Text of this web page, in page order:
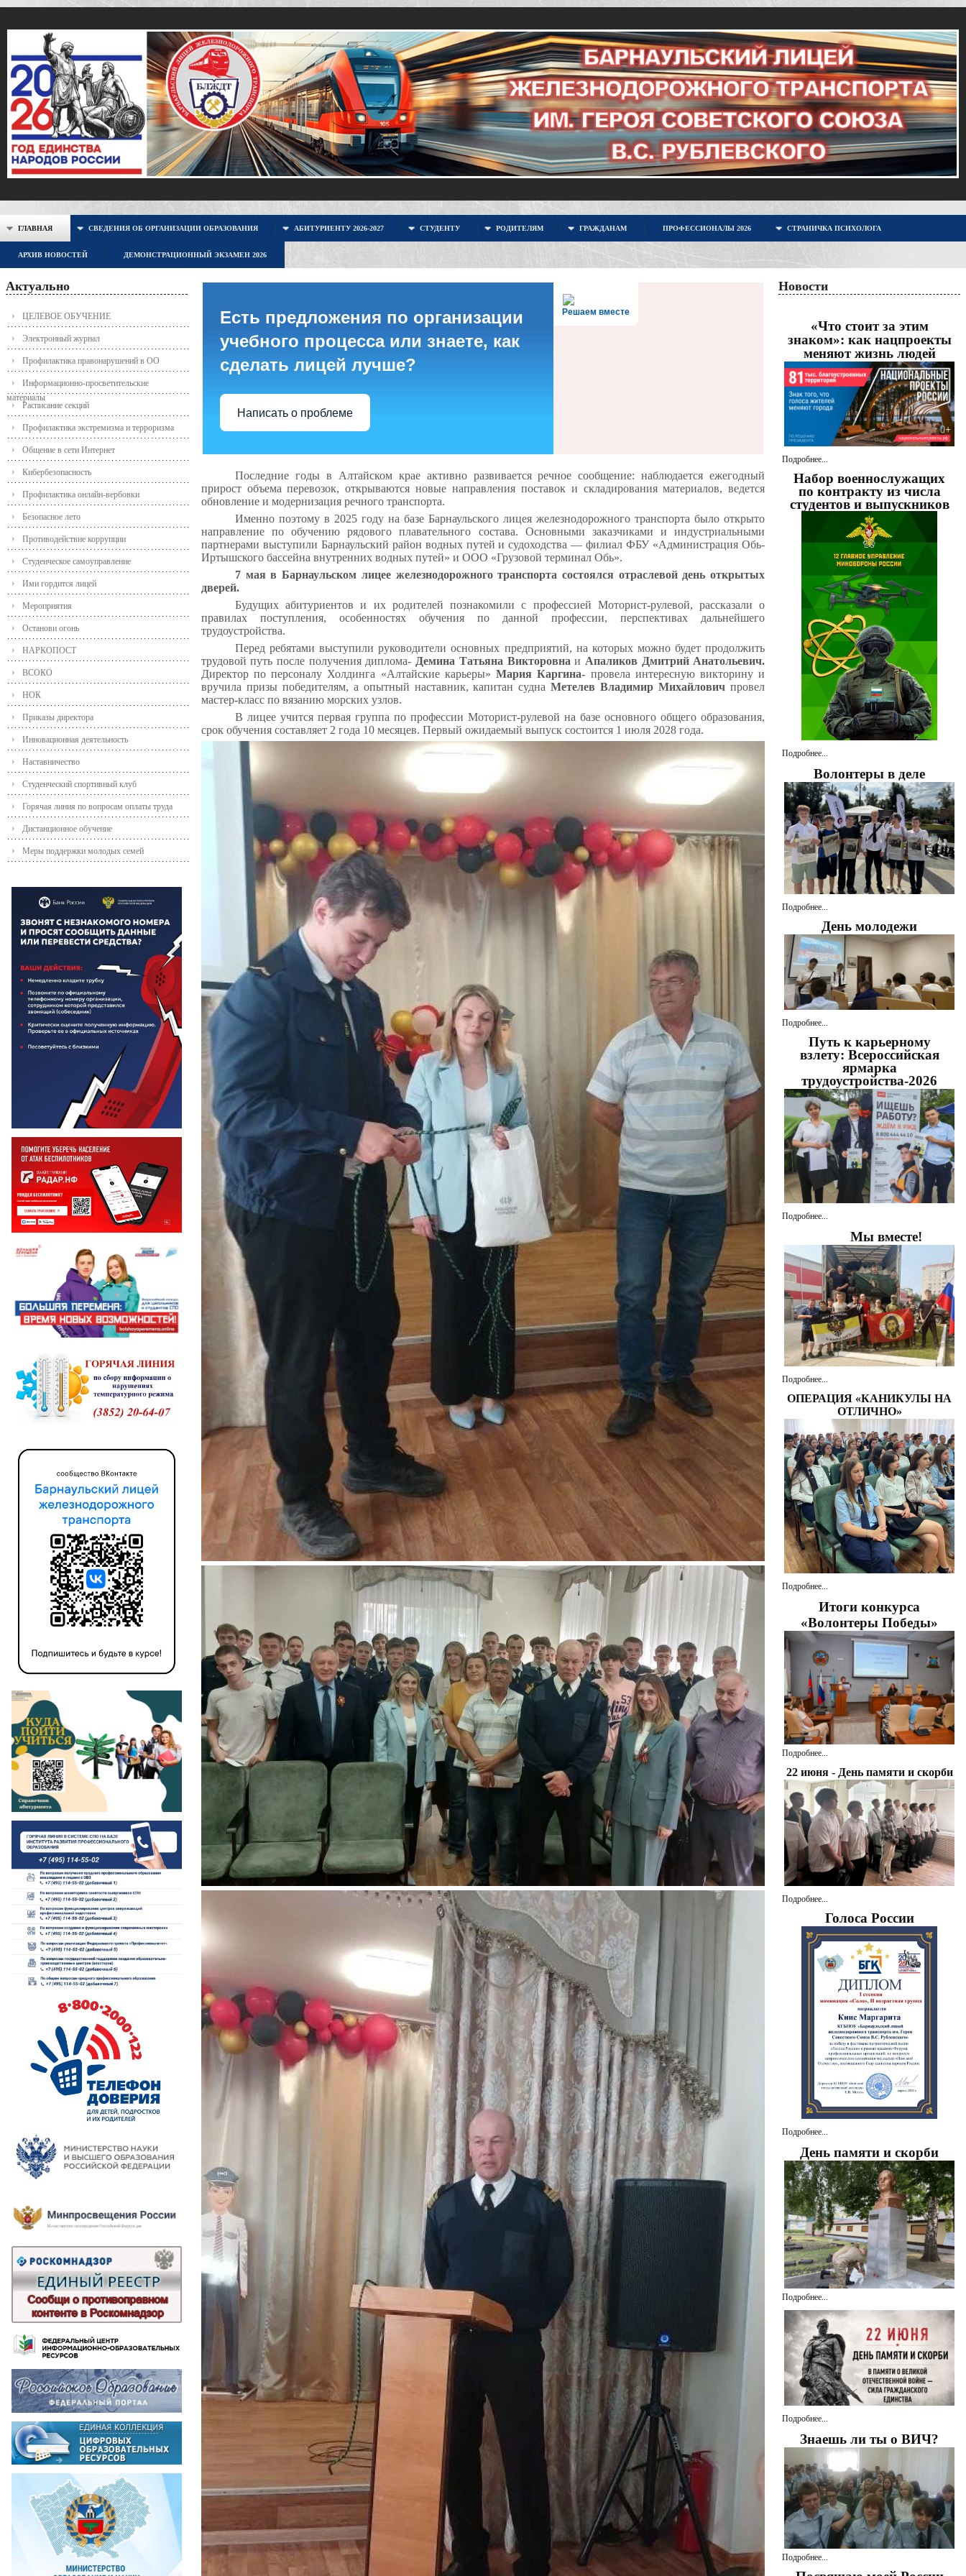
ГЛАВНАЯ СВЕДЕНИЯ ОБ ОРГАНИЗАЦИИ ОБРАЗОВАНИЯ АБИТУРИЕНТУ 2026-2027 СТУДЕНТУ РОДИТЕЛЯМ ГРАЖДАНАМ ПРОФЕССИОНАЛЫ 2026 СТРАНИЧКА ПСИХОЛОГА
АРХИВ НОВОСТЕЙ ДЕМОНСТРАЦИОННЫЙ ЭКЗАМЕН 2026
Актуально
ЦЕЛЕВОЕ ОБУЧЕНИЕ
Электронный журнал
Профилактика правонарушений в ОО
Информационно-просветительские
материалы
Расписание секций
Профилактика экстремизма и терроризма
Общение в сети Интернет
Кибербезопасность
Профилактика онлайн-вербовки
Безопасное лето
Противодействие коррупции
Студенческое самоуправление
Ими гордится лицей
Мероприятия
Останови огонь
НАРКОПОСТ
ВСОКО
НОК
Приказы директора
Инновационная деятельность
Наставничество
Студенческий спортивный клуб
Горячая линия по вопросам оплаты труда
Дистанционное обучение
Меры поддержки молодых семей
Решаем вместе
Есть предложения по организации
учебного процесса или знаете, как
сделать лицей лучше?
Написать о проблеме
Последние годы в Алтайском крае активно развивается речное сообщение: наблюдается ежегодный
прирост объема перевозок, открываются новые направления поставок и складирования материалов, ведется
обновление и модернизация речного транспорта.
Именно поэтому в 2025 году на базе Барнаульского лицея железнодорожного транспорта было открыто
направление по обучению рядового плавательного состава. Основными заказчиками и индустриальными
партнерами выступили Барнаульский район водных путей и судоходства — филиал ФБУ «Администрация Обь-
Иртышского бассейна внутренних водных путей» и ООО «Грузовой терминал Обь».
7 мая в Барнаульском лицее железнодорожного транспорта состоялся отраслевой день открытых
дверей.
Будущих абитуриентов и их родителей познакомили с профессией Моторист-рулевой, рассказали о
правилах поступления, особенностях обучения по данной профессии, перспективах дальнейшего
трудоустройства.
Перед ребятами выступили руководители основных предприятий, на которых можно будет продолжить
трудовой путь после получения диплома- Демина Татьяна Викторовна и Апаликов Дмитрий Анатольевич.
Директор по персоналу Холдинга «Алтайские карьеры»Мария Каргина- провела интересную викторину и
вручила призы победителям, а опытный наставник, капитан суднаМетелев Владимир Михайлович провел
мастер-класс по вязанию морских узлов.
В лицее учится первая группа по профессии Моторист-рулевой на базе основного общего образования,
срок обучения составляет 2 года 10 месяцев. Первый ожидаемый выпуск состоится 1 июля 2028 года.
Новости
«Что стоит за этим
знаком»: как нацпроекты
меняют жизнь людей
Подробнее...
Набор военнослужащих
по контракту из числа
студентов и выпускников
Подробнее...
Волонтеры в деле
Подробнее...
День молодежи
Подробнее...
Путь к карьерному
взлету: Всероссийская
ярмарка
трудоустройства-2026
Подробнее...
Мы вместе!
Подробнее...
ОПЕРАЦИЯ «КАНИКУЛЫ НА
ОТЛИЧНО»
Подробнее...
Итоги конкурса
«Волонтеры Победы»
Подробнее...
22 июня - День памяти и скорби
Подробнее...
Голоса России
Подробнее...
День памяти и скорби
Подробнее...
Подробнее...
Знаешь ли ты о ВИЧ?
Подробнее...